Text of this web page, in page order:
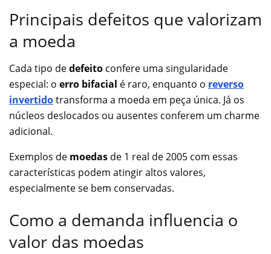
Principais defeitos que valorizam
a moeda
Cada tipo dedefeito confere uma singularidade
especial: o erro bifacial é raro, enquanto o reverso
invertidotransforma a moeda em peça única. Já os
núcleos deslocados ou ausentes conferem um charme
adicional.
Exemplos de moedas de 1 real de 2005 com essas
características podem atingir altos valores,
especialmente se bem conservadas.
Como a demanda influencia o
valor das moedas